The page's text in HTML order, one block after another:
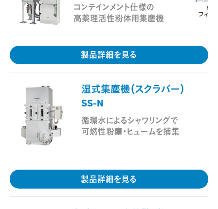
コンテインメント仕様の
高薬理活性粉体用集塵機
製品詳細を見る
湿式集塵機（スクラバー）
SS-N
循環水によるシャワリングで
可燃性粉塵・ヒュームを捕集
製品詳細を見る